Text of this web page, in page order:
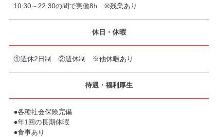
10:30～22:30の間で実働8h ※残業あり
休日・休暇
①週休2日制 ②週休制 ※他休暇あり
待遇・福利厚生
●各種社会保険完備
●年1回の長期休暇
●食事あり